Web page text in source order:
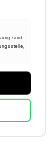
sind